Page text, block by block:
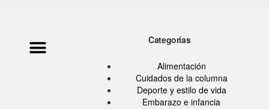
Categorías
Alimentación
Cuidados de la columna
Deporte y estilo de vida
Embarazo e infancia